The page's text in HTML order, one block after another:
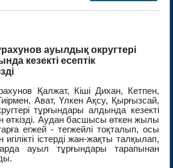
ауылдық округтері
кезекті есептік
Қалжат, Кіші Дихан, Кетпен,
Ават, Үлкен Ақсу, Қырғызсай,
тұрғындары алдында кезекті
өткізді. Аудан басшысы өткен жылы
егжей - тегжейлі тоқталып, осы
істерді жан-жақты талқылап,
ауыл тұрғындары тарапынан